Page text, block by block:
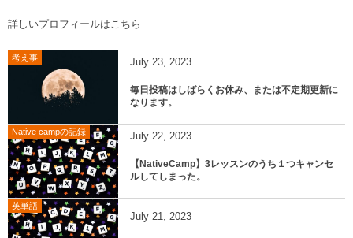
詳しいプロフィールはこちら
考え事 July 23, 2023
毎日投稿はしばらくお休み、または不定期更新に
なります。
Native campの記録 July 22, 2023
【NativeCamp】3レッスンのうち１つキャンセ
ルしてしまった。
英単語
July 21, 2023